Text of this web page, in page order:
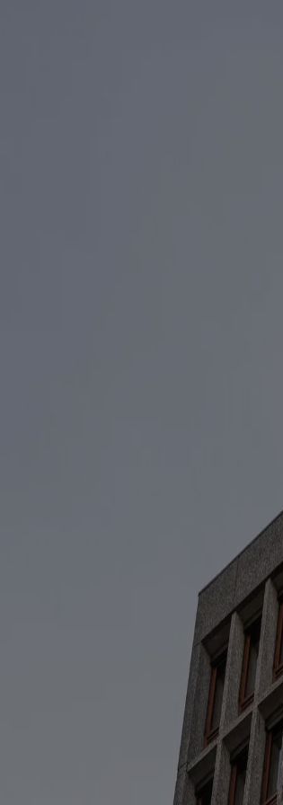
In Oslo, Nordic Office of Architecture and
Accessibility
Direttore Responsabile – Alessandro Valenti
©2025 HEARST MAGAZINES ITALIA SPA
Registro imprese di Milano e Cod. Fisc. 0759